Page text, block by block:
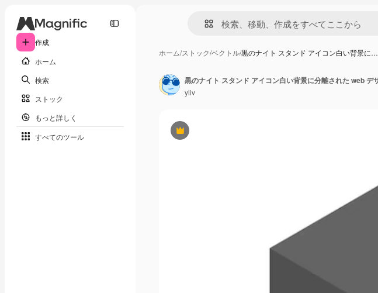
作成
ホーム
検索
ストック
もっと詳しく
すべてのツール
ホーム/ストック/ベクトル/黒のナイト スタンド アイコン白い背景に…
Premium
yliv